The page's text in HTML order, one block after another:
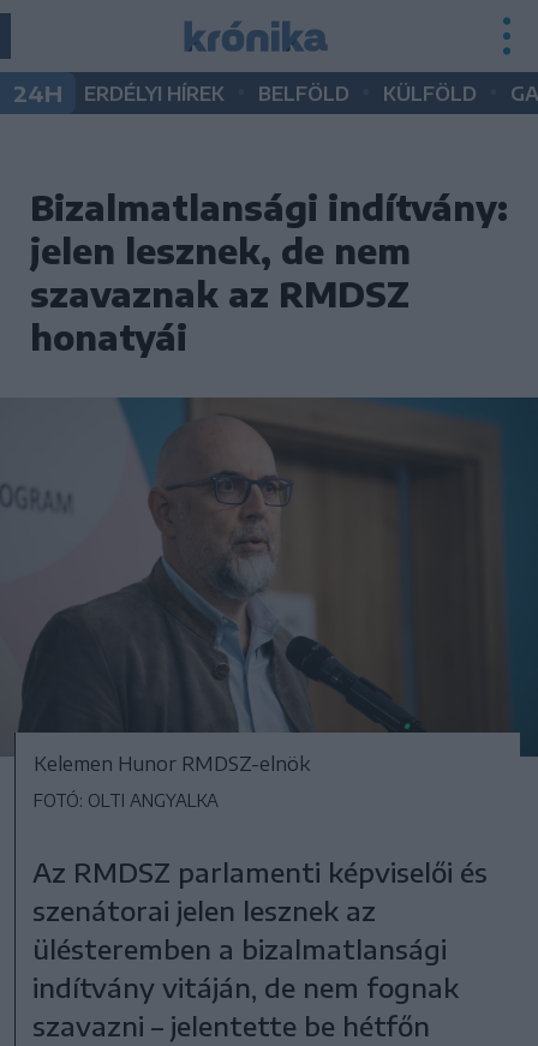
24H ERDÉLYI HÍREK BELFÖLD KÜLFÖLD
Bizalmatlansági indítvány:
jelen lesznek, de nem
szavaznak az RMDSZ
honatyái
Kelemen Hunor RMDSZ-elnök
FOTÓ: OLTI ANGYALKA
Az RMDSZ parlamenti képviselői és
szenátorai jelen lesznek az
ülésteremben a bizalmatlansági
indítvány vitáján, de nem fognak
szavazni – jelentette be hétfőn